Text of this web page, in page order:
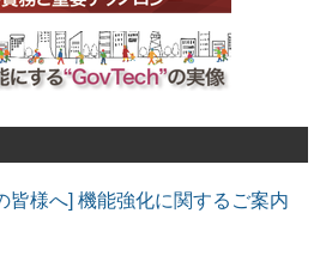
皆様へ] 機能強化に関するご案内